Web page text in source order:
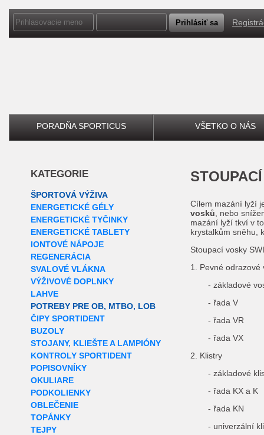
PORADŇA SPORTICUS VŠETKO O NÁS
KATEGORIE
ŠPORTOVÁ VÝŽIVA
ENERGETICKÉ GÉLY
ENERGETICKÉ TYČINKY
ENERGETICKÉ TABLETY
IONTOVÉ NÁPOJE
REGENERÁCIA
SVALOVÉ VLÁKNA
VÝŽIVOVÉ DOPLNKY
LAHVE
POTREBY PRE OB, MTBO, LOB
ČIPY SPORTIDENT
BUZOLY
STOJANY, KLIEŠTE A LAMPIÓNY
KONTROLY SPORTIDENT
POPISOVNÍKY
OKULIARE
PODKOLIENKY
OBLEČENIE
TOPÁNKY
TEJPY
Cílem mazání lyží
vosků , nebo
mazání lyží tkví v
krystalkům sněhu,
Stoupací vosky
1. Pevné odrazové
- základové
- řada V
- řada VR
- řada VX
2. Klistry
- základové
- řada KX a K
- řada KN
- univerzální